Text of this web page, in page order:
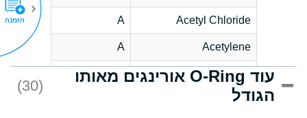
Acetyl Chloride
A
Acetylene
A
Acrlylonitrile
C
Adipic Acid
עוד O-Ring אורינגים מאותו
הגודל
(30)
הזמנה